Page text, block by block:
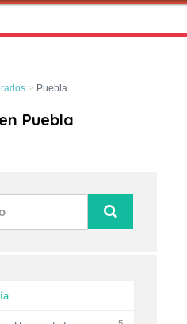
Puebla
Puebla